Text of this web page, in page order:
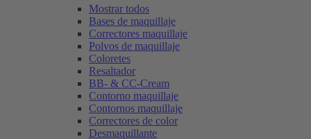
Mostrar todos
Bases de maquillaje
Correctores maquillaje
Polvos de maquillaje
Coloretes
Resaltador
BB- & CC-Cream
Contorno maquillaje
Contornos maquillaje
Correctores de color
Desmaquillante